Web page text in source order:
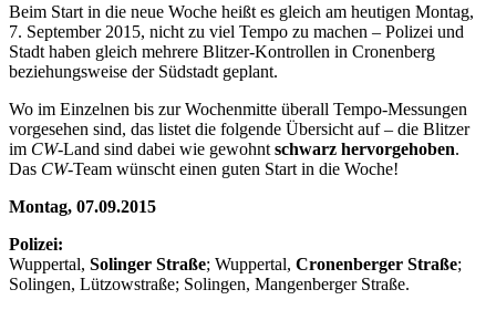
Beim Start in die neue Woche heißt es gleich am heutigen Montag,
7. September 2015, nicht zu viel Tempo zu machen – Polizei und
Stadt haben gleich mehrere Blitzer-Kontrollen in Cronenberg
beziehungsweise der Südstadt geplant.
Wo im Einzelnen bis zur Wochenmitte überall Tempo-Messungen
vorgesehen sind, das listet die folgende Übersicht auf – die Blitzer
im CW-Land sind dabei wie gewohnt schwarz hervorgehoben.
Das CW-Team wünscht einen guten Start in die Woche!
Montag, 07.09.2015
Polizei:
Wuppertal, Solinger Straße; Wuppertal, Cronenberger Straße;
Solingen, Lützowstraße; Solingen, Mangenberger Straße.